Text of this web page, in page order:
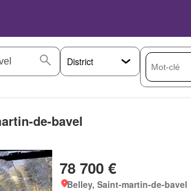
de-bavel
78 700 €
Belley, Saint-martin-de-bavel